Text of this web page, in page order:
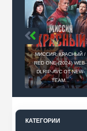
МИССИЯ: КРАСНЫЙ /
RED ONE (2024) WEB-
DLRIP-AVC ОТ NEW-
TEAM...
КАТЕГОРИИ